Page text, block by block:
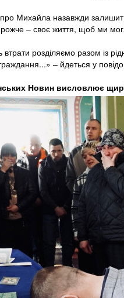
про Михайла назавжди
– своє життя, щоб ми
розділяємо разом із
– йдеться у
Новин висловлює щирі